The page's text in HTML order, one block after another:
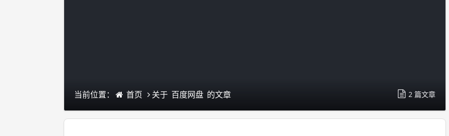
当前位置： 首页 关于 百度网盘 的文章 2 篇文章